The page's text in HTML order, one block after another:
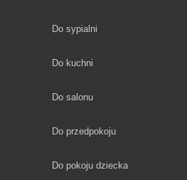
Fototapety
Do sypialni
Fototapety
Do kuchni
Fototapety
Do salonu
Fototapety
Do przedpokoju
Fototapety
Do pokoju dziecka